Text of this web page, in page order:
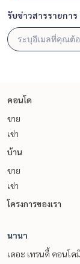
รับข่าวสารรายการ
คอนโด
ขาย
เช่า
บ้าน
ขาย
เช่า
โครงการของเรา
นานา
เดอะ เทรนดี้ คอนโด